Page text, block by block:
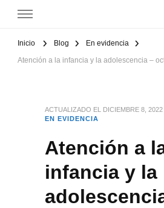
Inicio Blog
En evidencia
Atención a la infancia y la adolescencia –
ACTUALIZADO EL DICIEMBRE 8, 2022
EN EVIDENCIA
Atención a
infancia y la